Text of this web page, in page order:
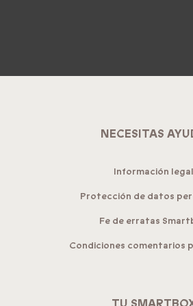
NECESITAS
Información legal
Protección de datos
Fe de erratas
Condiciones comentarios